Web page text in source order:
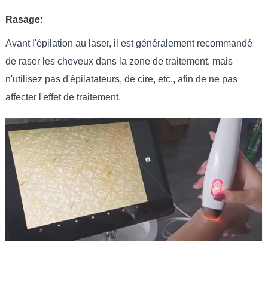
Rasage:
Avant l'épilation au laser, il est généralement recommandé
de raser les cheveux dans la zone de traitement, mais
n'utilisez pas d'épilatateurs, de cire, etc., afin de ne pas
affecter l'effet de traitement.